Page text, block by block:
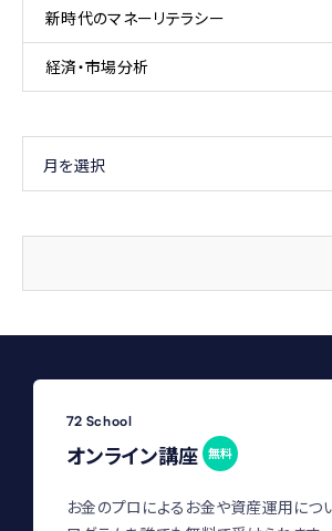
新時代のマネーリテラシー
経済・市場分析
月を選択
72 School
オンライン講座 無料
お金のプロによるお金や資産運用につ